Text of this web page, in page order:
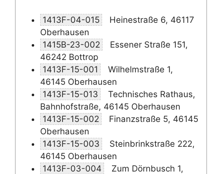
1413F-04-015
Heinestraße 6, 46117
Oberhausen
1415B-23-002
Essener Straße 151,
46242 Bottrop
1413F-15-001
Wilhelmstraße 1,
46145 Oberhausen
1413F-15-013
Technisches Rathaus,
Bahnhofstraße, 46145 Oberhausen
1413F-15-002
Finanzstraße 5, 46145
Oberhausen
1413F-15-003
Steinbrinkstraße 222,
46145 Oberhausen
1413F-03-004
Zum Dörnbusch 1,